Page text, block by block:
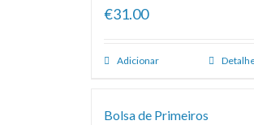
€31.00
Adicionar
Bolsa de Primeiros